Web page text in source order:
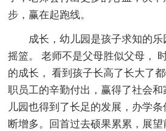
步，赢在起跑线。
成长，幼儿园是孩子求知的
摇篮。 老师不是父母胜似父母，
的成长， 看到孩子长高了长大了
职员工的辛勤付出，赢得了社会
儿园也得到了长足的发展，办学
断增多。回首过去硕果累累，展望